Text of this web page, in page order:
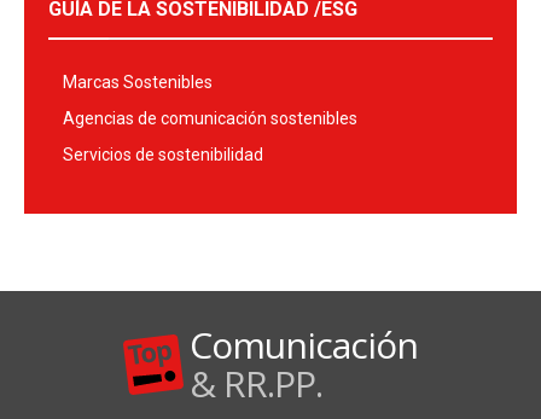
GUÍA DE LA SOSTENIBILIDAD /ESG
Marcas Sostenibles
Agencias de comunicación sostenibles
Servicios de sostenibilidad
Comunicación
& RR.PP.